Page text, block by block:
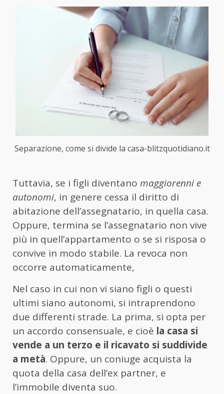
Separazione, come si divide la casa-blitzquotidiano.it
Tuttavia, se i figli diventano maggiorenni e
autonomi, in genere cessa il diritto di
abitazione dell’assegnatario, in quella casa.
Oppure, termina se l’assegnatario non vive
più in quell’appartamento o se si risposa o
convive in modo stabile. La revoca non
occorre automaticamente,
Nel caso in cui non vi siano figli o questi
ultimi siano autonomi, si intraprendono
due differenti strade. La prima, si opta per
un accordo consensuale, e cioè la casa si
vende a un terzo e il ricavato si suddivide
a metà. Oppure, un coniuge acquista la
quota della casa dell’ex partner, e
l’immobile diventa suo.